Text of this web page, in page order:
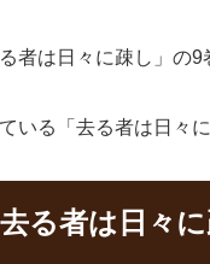
者は日々に疎し」の
いる「去る者は日々
る者は日々